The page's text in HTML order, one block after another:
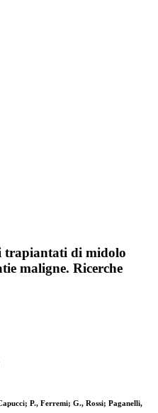
trapiantati di midolo
maligne. Ricerche
P., Ferremi; G., Rossi; Paganelli,